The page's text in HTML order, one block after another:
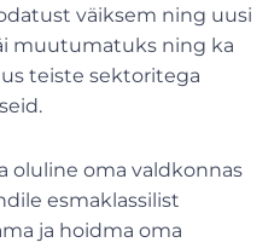
väiksem ning uusi
muutumatuks ning ka
teiste sektoritega
oluline oma valdkonnas
esmaklassilist
ja hoidma oma